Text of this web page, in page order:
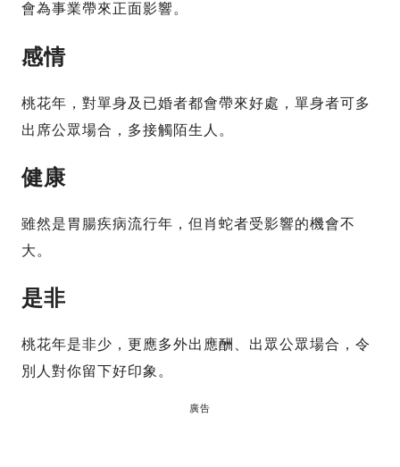
會為事業帶來正面影響。
感情
桃花年，對單身及已婚者都會帶來好處，單身者可多
出席公眾場合，多接觸陌生人。
健康
雖然是胃腸疾病流行年，但肖蛇者受影響的機會不
大。
是非
桃花年是非少，更應多外出應酬、出眾公眾場合，令
別人對你留下好印象。
廣告